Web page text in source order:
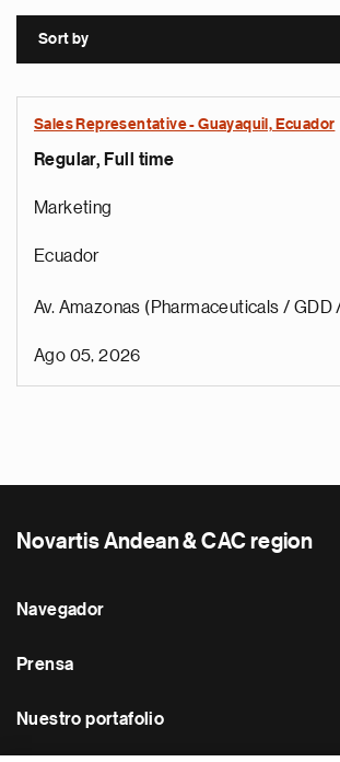
Sort by
Sales Representative - Guayaquil, Ecuador
Regular, Full time
Marketing
Ecuador
Av. Amazonas (Pharmaceuticals / GDD
Ago 05, 2026
Novartis Andean & CAC region
Navegador
Prensa
Nuestro portafolio